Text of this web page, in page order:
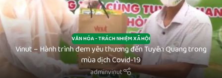
VĂN HÓA - TRÁCH NHIỆM XÃ HỘI
Vinut – Hành trình đem yêu thương đến Tuyên Quang trong
mùa dịch Covid-19
adminvinut